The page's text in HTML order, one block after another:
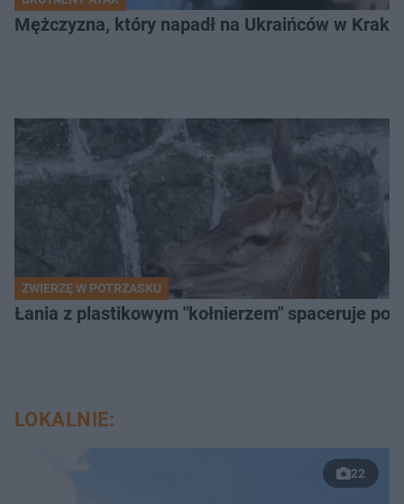
Mężczyzna, który napadł na Ukraińców w
ZWIERZĘ W POTRZASKU
Łania z plastikowym "kołnierzem" spaceruje po
LOKALNIE:
22